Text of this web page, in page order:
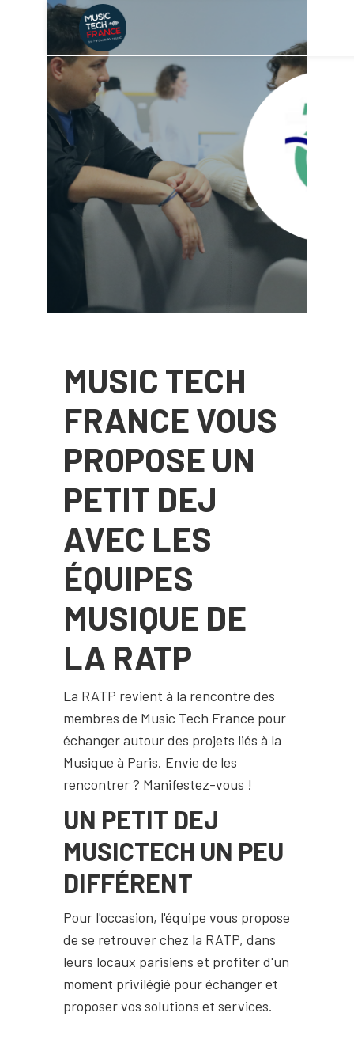
PETIT DEJ AVEC
LA RATP
MUSIC TECH
FRANCE VOUS
PROPOSE UN
PETIT DEJ
AVEC LES
ÉQUIPES
MUSIQUE DE
LA RATP
La RATP revient à la rencontre des
membres de Music Tech France pour
échanger autour des projets liés à la
Musique à Paris. Envie de les
rencontrer ? Manifestez-vous !
UN PETIT DEJ
MUSICTECH UN PEU
DIFFÉRENT
Pour l'occasion, l'équipe vous propose
de se retrouver chez la RATP, dans
leurs locaux parisiens et profiter d'un
moment privilégié pour échanger et
proposer vos solutions et services.